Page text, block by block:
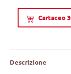
Cartaceo
Descrizione